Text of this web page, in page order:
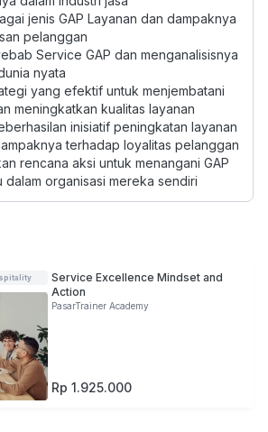
jenis GAP Layanan dan dampaknya
pelanggan
Service GAP dan menganalisisnya
nyata
yang efektif untuk menjembatani
meningkatkan kualitas layanan
inisiatif peningkatan layanan
terhadap loyalitas pelanggan
rencana aksi untuk menangani GAP
dalam organisasi mereka sendiri
Service Excellence Mindset and
Action
PasarTrainer Academy
Rp 1.925.000